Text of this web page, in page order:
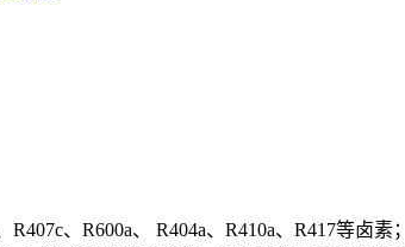
、R600a、 R404a、R410a、R417等卤素；